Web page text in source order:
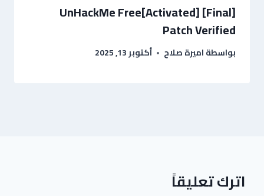
UnHackMe Free[Activated] [Final]
Patch Verified
بواسطةاميرة صلاح أكتوبر 13, 2025
اترك تعليقاً